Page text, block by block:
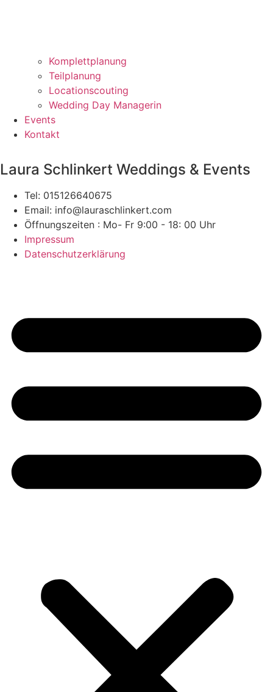
Komplettplanung
Teilplanung
Locationscouting
Wedding Day Managerin
Events
Kontakt
Laura Schlinkert Weddings & Events
Tel: 015126640675
Email: info@lauraschlinkert.com
Öffnungszeiten : Mo- Fr 9:00 - 18: 00 Uhr
Impressum
Datenschutzerklärung